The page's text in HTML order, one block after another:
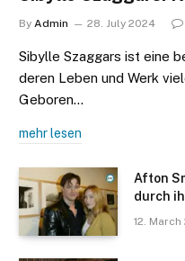
By Admin 28. July 2024
Sibylle Szaggars ist eine
deren Leben und Werk
Geboren…
mehr lesen
Afton
durch
12.